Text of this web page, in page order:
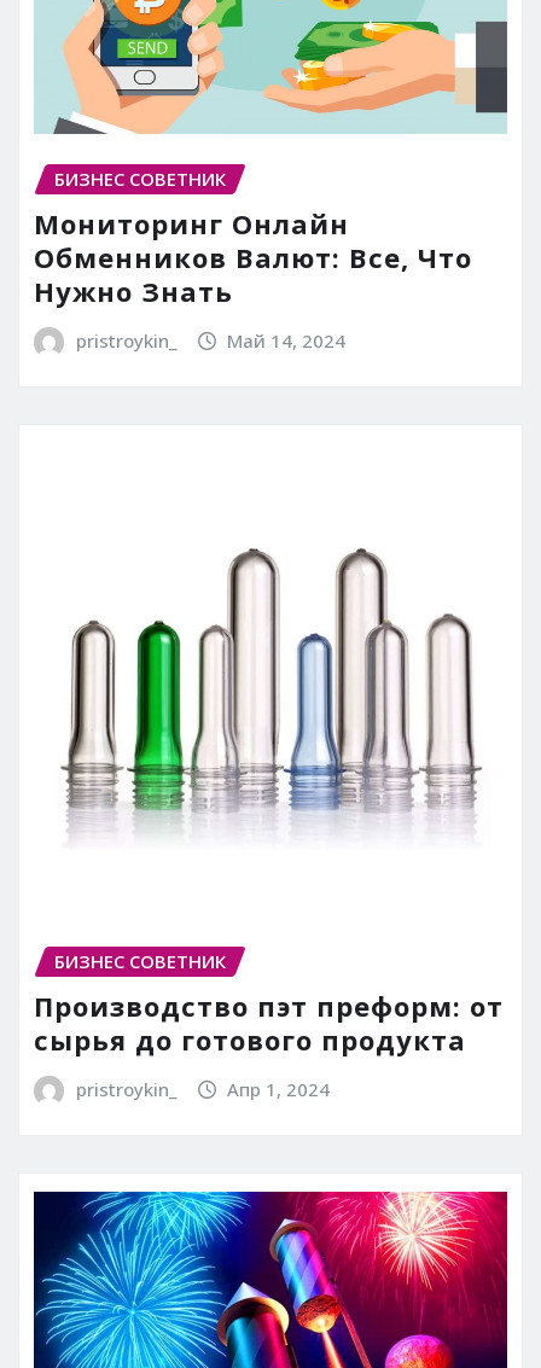
БИЗНЕС СОВЕТНИК
Мониторинг Онлайн
Обменников Валют: Все, Что
Нужно Знать
pristroykin_ Май 14, 2024
БИЗНЕС СОВЕТНИК
Производство пэт преформ: от
сырья до готового продукта
pristroykin_ Апр 1, 2024